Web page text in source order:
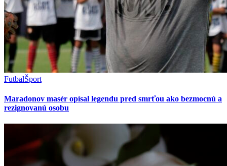
FutbalŠport
Maradonov masér opísal legendu pred smrťou ako bezmocnú a
rezignovanú osobu